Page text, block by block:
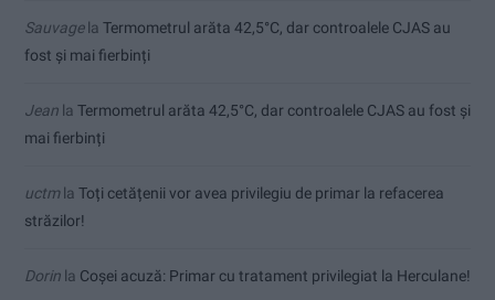
Sauvagela Termometrul arăta 42,5°C, dar controalele CJAS au
fost și mai fierbinți
Jean la Termometrul arăta 42,5°C, dar controalele CJAS au fost și
mai fierbinți
uctmla Toți cetățenii vor avea privilegiu de primar la refacerea
străzilor!
Dorin la Coșei acuză: Primar cu tratament privilegiat la Herculane!